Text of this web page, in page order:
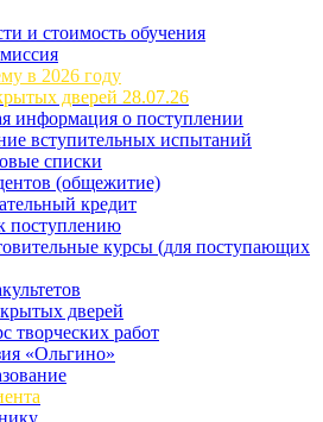
и стоимость обучения
в 2026 году
дверей 28.07.26
информация о поступлении
вступительных испытаний
списки
(общежитие)
кредит
поступлению
курсы (для поступающих
дверей
творческих работ
«Ольгино»